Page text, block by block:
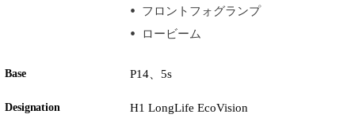
フロントフォグランプ
ロービーム
Base P14、5s
Designation H1 LongLife EcoVision